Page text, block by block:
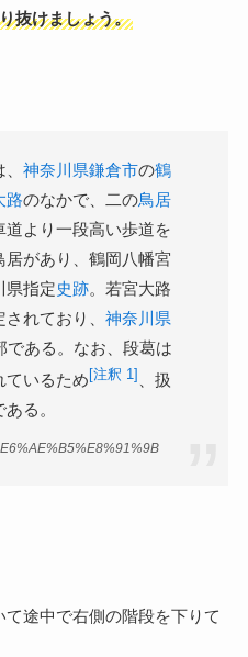
抜けましょう。
神奈川県鎌倉市の鶴
路のなかで、二の鳥居
より一段高い歩道を
があり、鶴岡八幡宮
県指定史跡。若宮大路
れており、 神奈川県
である。なお、段葛は
ているため [注釈 1] 、扱
ある。
途中で右側の階段を下りて